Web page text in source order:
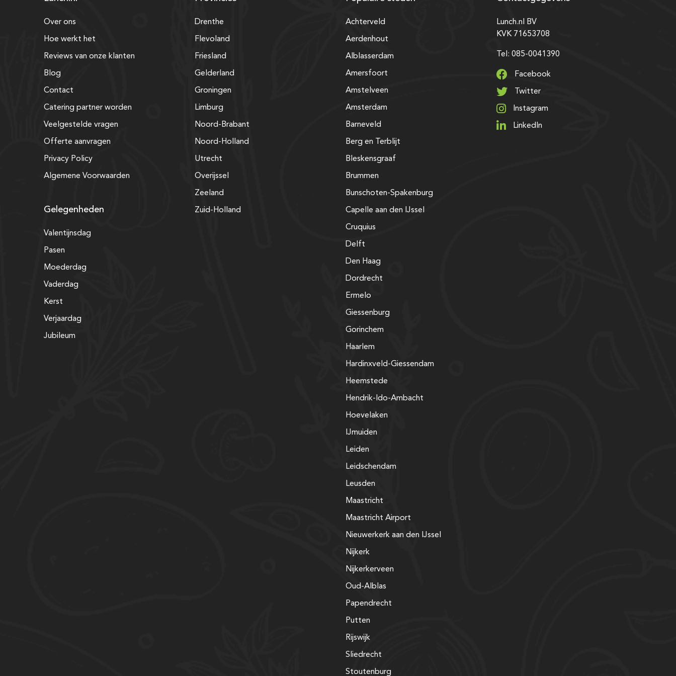
Over ons
Hoe werkt het
Reviews van onze klanten
Blog
Contact
Catering partner worden
Veelgestelde vragen
Offerte aanvragen
Privacy Policy
Algemene Voorwaarden
Gelegenheden
Valentijnsdag
Pasen
Moederdag
Vaderdag
Kerst
Verjaardag
Jubileum
Drenthe
Flevoland
Friesland
Gelderland
Groningen
Limburg
Noord-Brabant
Noord-Holland
Utrecht
Overijssel
Zeeland
Zuid-Holland
Achterveld
Aerdenhout
Alblasserdam
Amersfoort
Amstelveen
Amsterdam
Barneveld
Berg en Terblijt
Bleskensgraaf
Brummen
Bunschoten-Spakenburg
Capelle aan den IJssel
Cruquius
Delft
Den Haag
Dordrecht
Ermelo
Giessenburg
Gorinchem
Haarlem
Hardinxveld-Giessendam
Heemstede
Hendrik-Ido-Ambacht
Hoevelaken
IJmuiden
Leiden
Leidschendam
Leusden
Maastricht
Maastricht Airport
Nieuwerkerk aan den IJssel
Nijkerk
Nijkerkerveen
Oud-Alblas
Papendrecht
Putten
Rijswijk
Sliedrecht
Stoutenburg
Lunch.nl BV
KVK 71653708
Tel: 085-0041390
Facebook
Twitter
Instagram
LinkedIn